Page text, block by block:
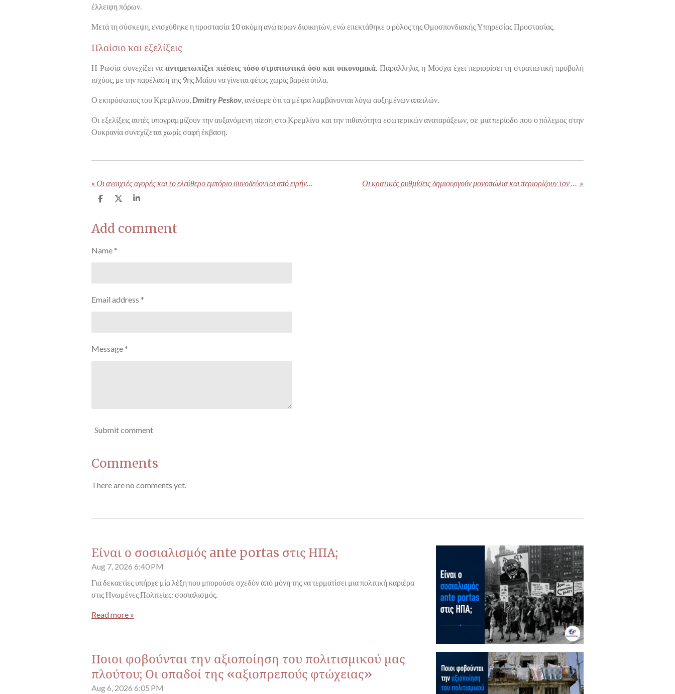
έλλειψη πόρων.
Μετά τη σύσκεψη, ενισχύθηκε η προστασία 10 ακόμη ανώτερων διοικητών, ενώ επεκτάθηκε ο ρόλος της Ομοσπονδιακής Υπηρεσίας Προστασίας.
Πλαίσιο και εξελίξεις
Η Ρωσία συνεχίζει νααντιμετωπίζει πιέσεις τόσο στρατιωτικά όσο και οικονομικά. Παράλληλα, η Μόσχα έχει περιορίσει τη στρατιωτική προβολή
ισχύος, με την παρέλαση της 9ης Μαΐου να γίνεται φέτος χωρίς βαρέα όπλα.
Ο εκπρόσωπος του Κρεμλίνου,Dmitry Peskov, ανέφερε ότι τα μέτρα λαμβάνονται λόγω αυξημένων απειλών.
Οι εξελίξεις αυτές υπογραμμίζουν την αυξανόμενη πίεση στο Κρεμλίνο και την πιθανότητα εσωτερικών αναταράξεων, σε μια περίοδο που ο πόλεμος στην
Ουκρανία συνεχίζεται χωρίς σαφή έκβαση.
« Οι ανοιχτές αγορές και το ελεύθερο εμπόριο συνοδεύονται από ειρήνη; Ρωτήστε έναν οικονομολόγο Οι κρατικές ρυθμίσεις δημιουργούν μονοπώλια και περιορίζουν τον ανταγωνισμό »
S
r
e
S
r
e
S
r
e
Add comment
Name *
Email address *
Message *
Submit comment
Comments
There are no comments yet.
Είναι ο σοσιαλισμός ante portas στις ΗΠΑ;
Aug 7, 2026 6:40 PM
Για δεκαετίες υπήρχε μία λέξη που μπορούσε σχεδόν από μόνη της να τερματίσει μια πολιτική καριέρα
στις Ηνωμένες Πολιτείες: σοσιαλισμός.
Read more »
Ποιοι φοβούνται την αξιοποίηση του πολιτισμικού μας
πλούτου; Οι οπαδοί της «αξιοπρεπούς φτώχειας»
Aug 6, 2026 6:05 PM